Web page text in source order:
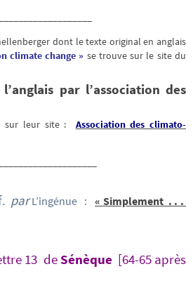
dont le texte original en anglais
climate change » se trouve sur le site du
par l’association des
sur leur site : Association des climato-
parL’ingénue :« Simplement . . .
13 deSénèque [64-65 après